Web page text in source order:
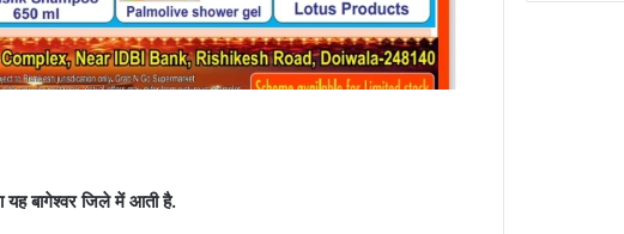
बागेश्वर जिले में आती है.